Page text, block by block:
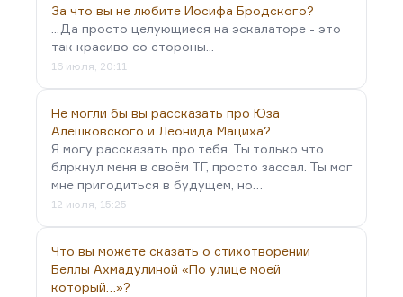
За что вы не любите Иосифа Бродского?
...Да просто целующиеся на эскалаторе - это
так красиво со стороны...
16 июля, 20:11
Не могли бы вы рассказать про Юза
Алешковского и Леонида Мациха?
Я могу рассказать про тебя. Ты только что
блркнул меня в своём ТГ, просто зассал. Ты мог
мне пригодиться в будущем, но…
12 июля, 15:25
Что вы можете сказать о стихотворении
Беллы Ахмадулиной «По улице моей
который…»?